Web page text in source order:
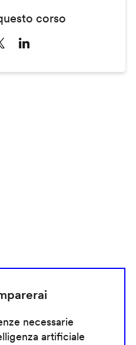
corso
necessarie
artificiale